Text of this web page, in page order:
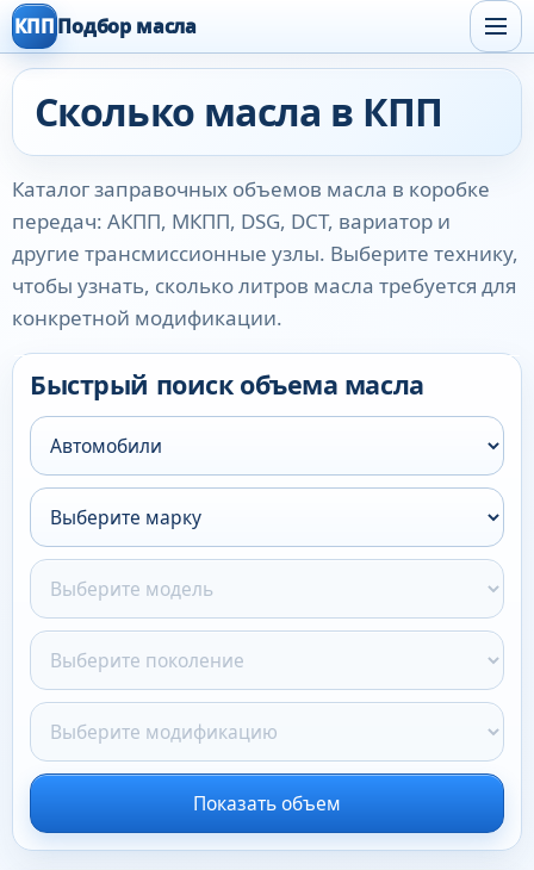
КПППодбор масла
Сколько масла в КПП
Каталог заправочных объемов масла в коробке
передач: АКПП, МКПП, DSG, DCT, вариатор и
другие трансмиссионные узлы. Выберите технику,
чтобы узнать, сколько литров масла требуется для
конкретной модификации.
Быстрый поиск объема масла
Показать объем